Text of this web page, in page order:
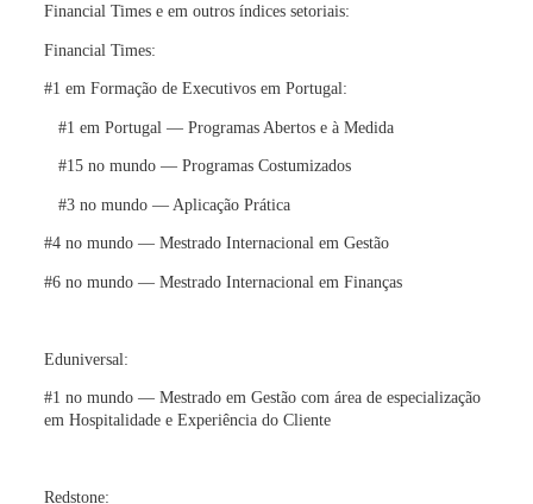
Financial Times e em outros índices setoriais:
Financial Times:
#1 em Formação de Executivos em Portugal:
#1 em Portugal — Programas Abertose à Medida
#15 no mundo — Programas Costumizados
#3 no mundo — Aplicação Prática
#4 no mundo — Mestrado Internacional em Gestão
#6 no mundo — Mestrado Internacional em Finanças
Eduniversal:
#1 no mundo — Mestrado em Gestão com área de especialização
em Hospitalidade e Experiência do Cliente
Redstone: